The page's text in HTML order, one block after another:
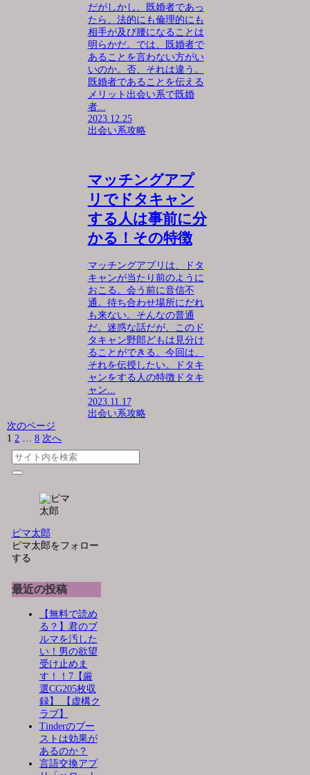
だがしかし、既婚者であっ
たら、法的にも倫理的にも
相手が及び腰になることは
明らかだ。では、既婚者で
あることを言わない方がい
いのか。否、それは違う。
既婚者であることを伝える
メリット出会い系で既婚
者...
2023.12.25
出会い系攻略
マッチングアプ
リでドタキャン
する人は事前に分
かる！その特徴
マッチングアプリは、ドタ
キャンが当たり前のように
おこる。会う前に音信不
通。待ち合わせ場所にだれ
も来ない。そんなの普通
だ。迷惑な話だが、このド
タキャン野郎どもは見分け
ることができる。今回は、
それを伝授したい。ドタキ
ャンをする人の特徴ドタキ
ャン...
2023.11.17
出会い系攻略
次のページ
1 2 … 8 次へ
ピマ太郎
ピマ太郎をフォロー
する
最近の投稿
【無料で読め
る？】君のブ
ルマを汚した
い！男の欲望
受け止めま
す！！7【厳
選CG205枚収
録】 【虚構ク
ラブ】
Tinderのブー
ストは効果が
あるのか？
言語交換アプ